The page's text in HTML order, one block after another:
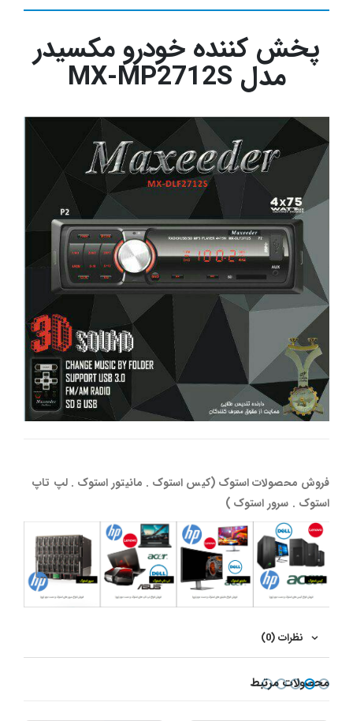
پخش کننده خودرو مکسیدر
مدل MX-MP2712S
فروش محصولات استوک (کیس استوک . مانیتور استوک . لپ تاپ
استوک . سرور استوک )
نظرات (0)
محصولات مرتبط